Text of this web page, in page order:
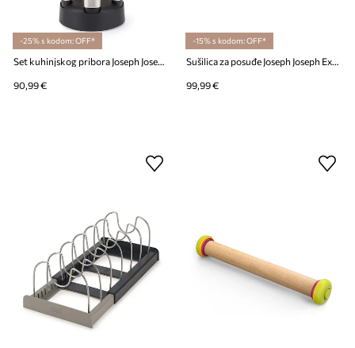
-25% s kodom: OFF*
Set kuhinjskog pribora Joseph Joseph Elevate Fusion 6-pack
90,99 €
-15% s kodom: OFF*
Sušilica za posuđe Joseph Joseph Extend™
99,99 €